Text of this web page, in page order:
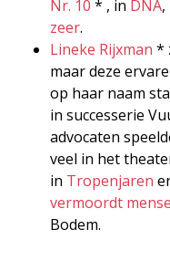
Nr. 10 * , in DNA
zeer.
Lineke Rijxman *
maar deze
op haar naam
in successerie
advocaten
veel in het
in Tropenjaren
vermoordt
Bodem.